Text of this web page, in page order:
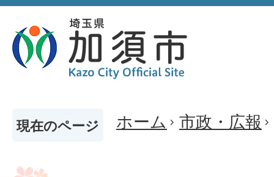
現在のページ ホーム 市政・広報